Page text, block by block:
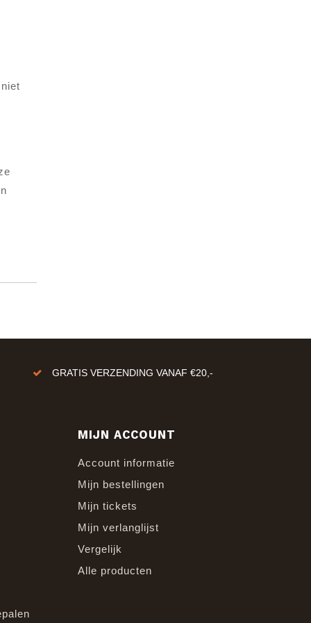
GRATIS VERZENDING VANAF €20,-
MIJN ACCOUNT
Account informatie
Mijn bestellingen
Mijn tickets
Mijn verlanglijst
Vergelijk
Alle producten